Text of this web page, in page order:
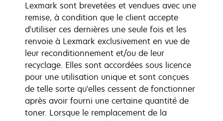
Lexmark sont brevetées et vendues avec une
remise, à condition que le client accepte
d'utiliser ces dernières une seule fois et les
renvoie à Lexmark exclusivement en vue de
leur reconditionnement et/ou de leur
recyclage. Elles sont accordées sous licence
pour une utilisation unique et sont conçues
de telle sorte qu'elles cessent de fonctionner
après avoir fourni une certaine quantité de
toner. Lorsque le remplacement de la